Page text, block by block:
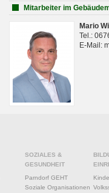
Mitarbeiter im
Mario
Tel.:
E-Mail:
SOZIALES &
GESUNDHEIT
Parndorf GEHT
Soziale Organisationen